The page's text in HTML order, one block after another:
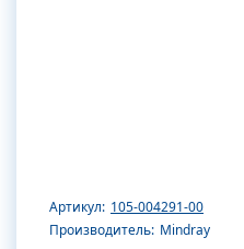
Артикул: 105-004291-00
Производитель: Mindray